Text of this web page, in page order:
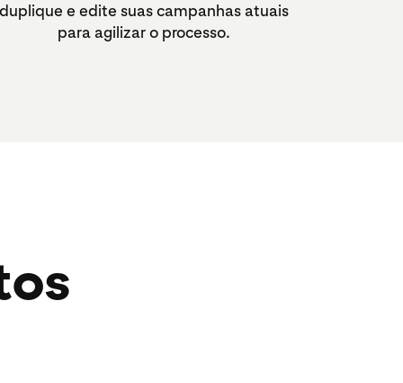
duplique e edite suas campanhas atuais
para agilizar o processo.